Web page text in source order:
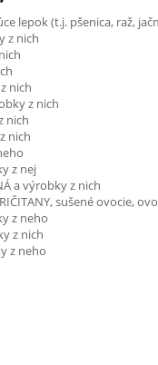
lepok (t.j. pšenica, raž,
z nich
nich
z nich
nich
nich
z nej
a výrobky z nich
sušené ovocie,
z neho
z nich
z neho